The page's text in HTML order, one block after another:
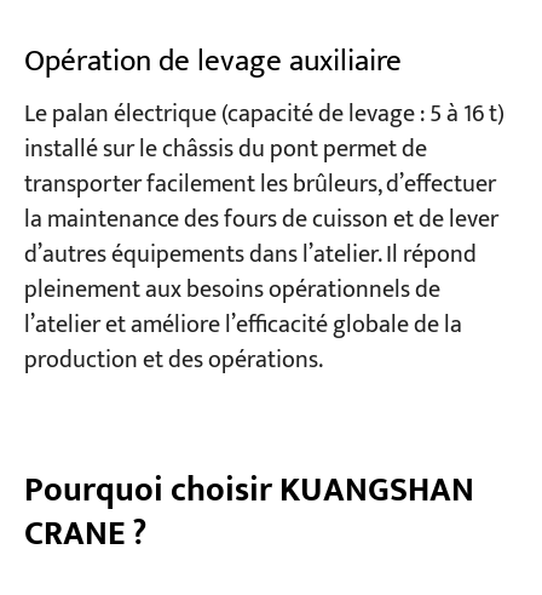
Opération de levage auxiliaire
Le palan électrique (capacité de levage : 5 à 16 t)
installé sur le châssis du pont permet de
transporter facilement les brûleurs, d’effectuer
la maintenance des fours de cuisson et de lever
d’autres équipements dans l’atelier. Il répond
pleinement aux besoins opérationnels de
l’atelier et améliore l’efficacité globale de la
production et des opérations.
Pourquoi choisir KUANGSHAN
CRANE ?